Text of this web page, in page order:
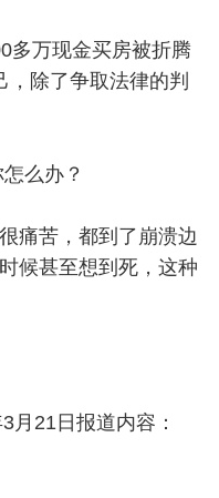
多万现金买房被折腾
除了争取法律的判
么办？
痛苦，都到了崩溃边
候甚至想到死，这种
月21日报道内容：